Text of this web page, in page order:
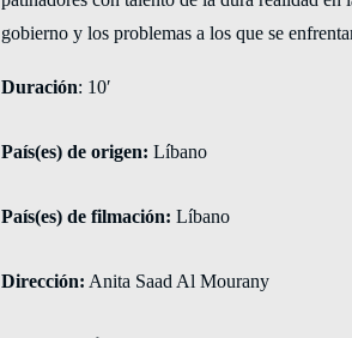
gobierno y los problemas a los que se
Duración: 10′
País(es) de origen: Líbano
País(es) de filmación: Líbano
Dirección: Anita Saad Al Mourany